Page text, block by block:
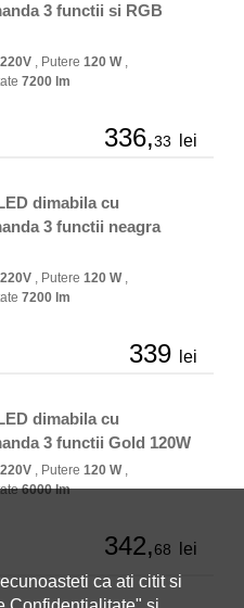
3 functii si RGB
220V , Putere 120 W,
7200 lm
336,33 lei
dimabila cu
3 functii neagra
220V , Putere 120 W,
7200 lm
339 lei
dimabila cu
3 functii Gold 120W
220V , Putere 120 W,
6000 lm
342,68 lei
ca ati citit si